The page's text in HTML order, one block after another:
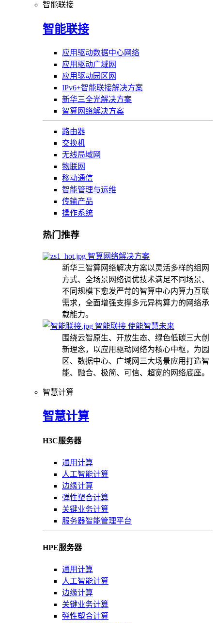
智能联接
智能联接
应用驱动数据中心网络
应用驱动广域网
应用驱动园区网
IPv6+智能联接解决方案
新华三全光解决方案
智算网络解决方案
路由器
交换机
无线局域网
物联网
移动通信
智能管理与运维
传输产品
操作系统
热门推荐
智算网络解决方案
新华三智算网络解决方案以灵活多样的组网
方式、全场景网络调优技术满足不同场景、
不同规模下愈发严苛的智算中心内算力互联
需求，全面增强支撑多元异构算力的网络承
载能力。
智能联接 使能智慧未来
围绕云智原生、开放生态、绿色低碳三大创
新理念，以应用驱动网络为核心中枢，为园
区、数据中心、广域网三大场景应用打造智
能、融合、极简、可信、超宽的网络底座。
智慧计算
智慧计算
H3C服务器
通用计算
人工智能计算
边缘计算
弹性塑合计算
关键业务计算
服务器智能管理平台
HPE服务器
通用计算
人工智能计算
边缘计算
关键业务计算
弹性塑合计算